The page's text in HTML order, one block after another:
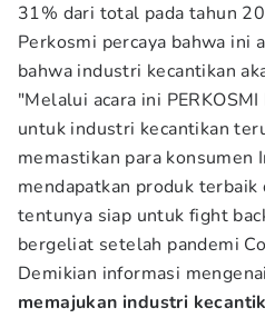
31% dari total pada tahun
Perkosmi percaya bahwa ini
bahwa industri kecantikan
"Melalui acara ini
untuk industri kecantikan
memastikan para konsumen
mendapatkan produk terbaik
tentunya siap untuk fight
bergeliat setelah pandemi
Demikian informasi
memajukan industri